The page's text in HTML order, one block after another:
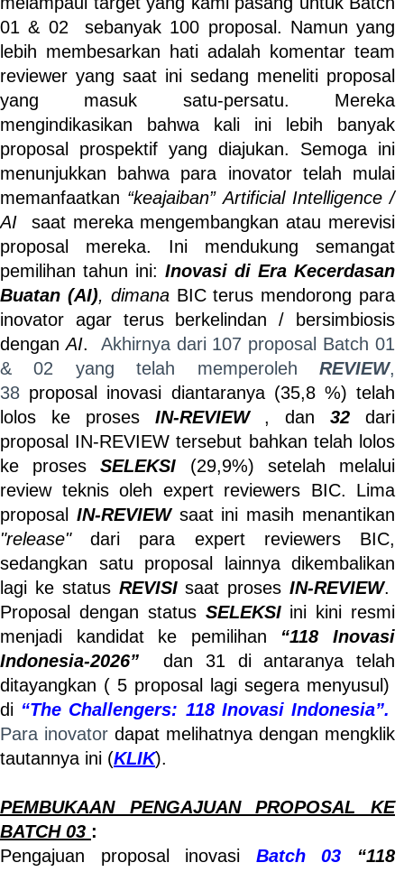
01 & 02 sebanyak 100 proposal. Namun yang
lebih membesarkan hati adalah komentar team
reviewer yang saat ini sedang meneliti proposal
yang masuk satu-persatu. Mereka
mengindikasikan bahwa kali ini lebih banyak
proposal prospektif yang diajukan. Semoga ini
menunjukkan bahwa para inovator telah mulai
memanfaatkan “keajaiban” Artificial Intelligence /
AI
saat mereka mengembangkan atau merevisi
proposal mereka. Ini mendukung semangat
pemilihan tahun ini: Inovasi di Era Kecerdasan
Buatan (AI), dimana BIC terus mendorong para
inovator agar terus berkelindan / bersimbiosis
denganAI. Akhirnya dari 107 proposal Batch 01
& 02 yang telah memperoleh REVIEW,
38 proposal inovasi diantaranya (35,8 %) telah
lolos ke proses IN-REVIEW, dan 32 dari
proposal IN-REVIEW tersebut bahkan telah lolos
ke prosesSELEKSI (29,9%) setelah melalui
review teknis oleh expert reviewers BIC. Lima
proposal IN-REVIEWsaat ini masih menantikan
"release"dari para expert reviewers BIC,
sedangkan satu proposal lainnya dikembalikan
lagi ke status REVISIsaat proses IN-REVIEW.
Proposal dengan status SELEKSIini kini resmi
menjadi kandidat ke pemilihan “118 Inovasi
Indonesia-2026”
dan 31 di antaranya telah
ditayangkan ( 5 proposal lagi segera menyusul)
di “The Challengers: 118 Inovasi Indonesia”.
Para inovator dapat melihatnya dengan mengklik
tautannya ini (KLIK).
PEMBUKAAN PENGAJUAN PROPOSAL KE
BATCH 03 :
Pengajuan proposal inovasi
Batch 03 “118